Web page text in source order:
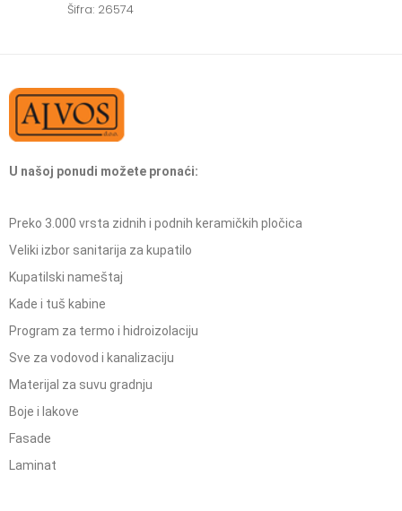
Šifra: 26574
U našoj ponudi možete pronaći:
Preko 3.000 vrsta zidnih i podnih keramičkih pločica
Veliki izbor sanitarija za kupatilo
Kupatilski nameštaj
Kade i tuš kabine
Program za termo i hidroizolaciju
Sve za vodovod i kanalizaciju
Materijal za suvu gradnju
Boje i lakove
Fasade
Laminat